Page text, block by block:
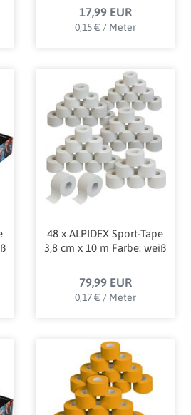
17,99 EUR
0,15 € / Meter
48 x ALPIDEX Sport-Tape
3,8 cm x 10 m Farbe: weiß
79,99 EUR
0,17 € / Meter